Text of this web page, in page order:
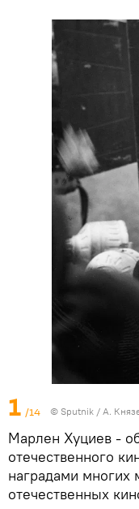
1 /14 © Sputnik / А.
Марлен Хуциев -
отечественного
наградами
отечественных